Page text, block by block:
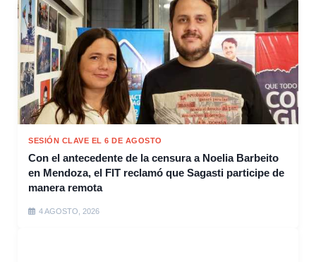
SESIÓN CLAVE EL 6 DE AGOSTO
Con el antecedente de la censura a Noelia Barbeito
en Mendoza, el FIT reclamó que Sagasti participe de
manera remota
4 AGOSTO, 2026